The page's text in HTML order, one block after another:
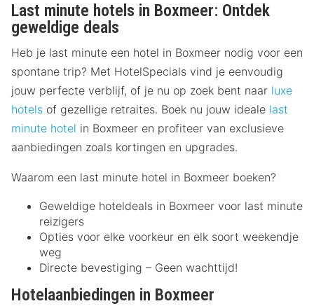
Last minute hotels in Boxmeer: Ontdek
geweldige deals
Heb je last minute een hotel in Boxmeer nodig voor een
spontane trip? Met HotelSpecials vind je eenvoudig
jouw perfecte verblijf, of je nu op zoek bent naar luxe
hotels of gezellige retraites. Boek nu jouw ideale last
minute hotel in Boxmeer en profiteer van exclusieve
aanbiedingen zoals kortingen en upgrades.
Waarom een last minute hotel in Boxmeer boeken?
Geweldige hoteldeals in Boxmeer voor last minute
reizigers
Opties voor elke voorkeur en elk soort weekendje
weg
Directe bevestiging – Geen wachttijd!
Hotelaanbiedingen in Boxmeer